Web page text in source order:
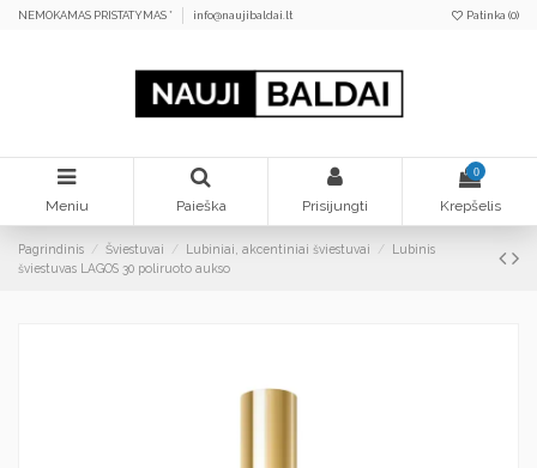
NEMOKAMAS PRISTATYMAS * info@naujibaldai.lt Patinka (0)
Meniu Paieška Prisijungti
0
Krepšelis
Pagrindinis Šviestuvai Lubiniai, akcentiniai šviestuvai
Lubinis
šviestuvas LAGOS 30 poliruoto aukso